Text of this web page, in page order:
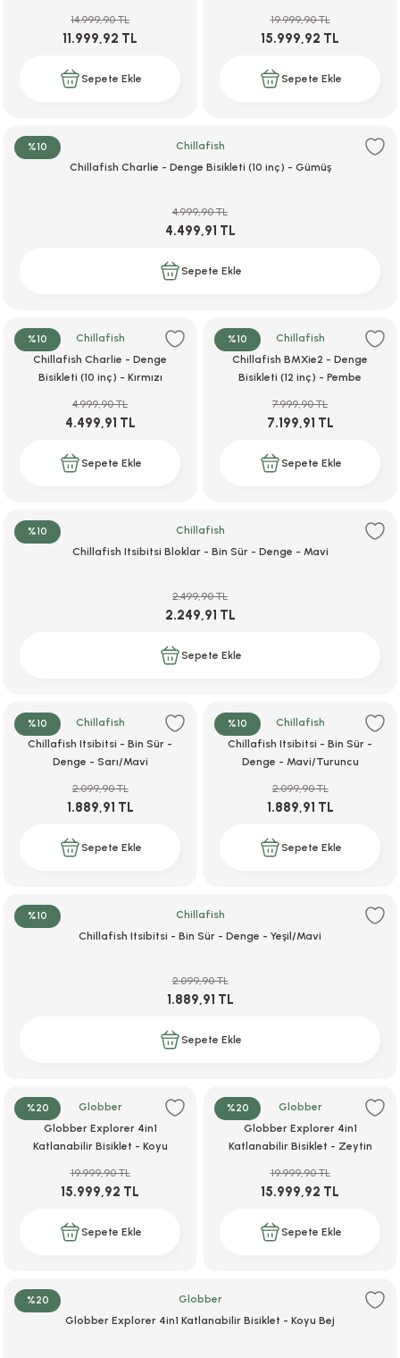
11.999,92 TL
14.999,90 TL
Sepete Ekle
15.999,92 TL
19.999,90 TL
Sepete Ekle
%10
Chillafish
Chillafish Charlie - Denge Bisikleti (10 inç) - Gümüş
4.499,91 TL
4.999,90 TL
Sepete Ekle
%10
Chillafish
Chillafish Charlie - Denge
Bisikleti (10 inç) - Kırmızı
4.499,91 TL
4.999,90 TL
Sepete Ekle
%10
Chillafish
Chillafish BMXie2 - Denge
Bisikleti (12 inç) - Pembe
7.199,91 TL
7.999,90 TL
Sepete Ekle
%10
Chillafish
Chillafish Itsibitsi Bloklar - Bin Sür - Denge - Mavi
2.249,91 TL
2.499,90 TL
Sepete Ekle
%10
Chillafish
Chillafish Itsibitsi - Bin Sür -
Denge - Sarı/Mavi
1.889,91 TL
2.099,90 TL
Sepete Ekle
%10
Chillafish
Chillafish Itsibitsi - Bin Sür -
Denge - Mavi/Turuncu
1.889,91 TL
2.099,90 TL
Sepete Ekle
%10
Chillafish
Chillafish Itsibitsi - Bin Sür - Denge - Yeşil/Mavi
1.889,91 TL
2.099,90 TL
Sepete Ekle
%20
Globber
Globber Explorer 4in1
Katlanabilir Bisiklet - Koyu
15.999,92 TL
19.999,90 TL
Sepete Ekle
%20
Globber
Globber Explorer 4in1
Katlanabilir Bisiklet - Zeytin
15.999,92 TL
19.999,90 TL
Sepete Ekle
%20
Globber
Globber Explorer 4in1 Katlanabilir Bisiklet - Koyu Bej